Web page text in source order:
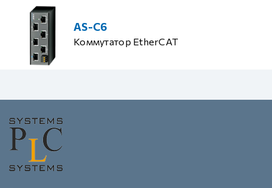
AS-C6
Коммутатор EtherCAT